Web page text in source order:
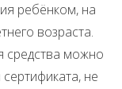
ребёнком, на
возраста.
средства можно
не